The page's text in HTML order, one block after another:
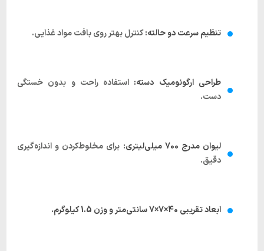
تنظیم سرعت دو حالته:کنترل بهتر روی بافت مواد غذایی.
طراحی ارگونومیک دسته: استفاده راحت و بدون خستگی
دست.
لیوان مدرج 700 میلی‌لیتری:
برای مخلوط‌کردن و اندازه‌گیری
دقیق.
ابعاد تقریبی 40×7×7 سانتی‌متر و وزن 1.5 کیلوگرم.